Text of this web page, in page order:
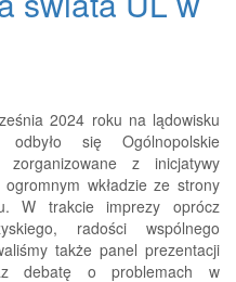
2024 roku na lądowisku
się Ogólnopolskie
zorganizowane z inicjatywy
wkładzie ze strony
W trakcie imprezy oprócz
radości wspólnego
także panel prezentacji
debatę o problemach w